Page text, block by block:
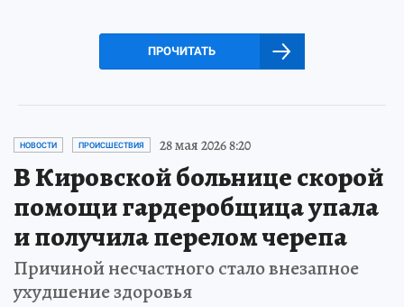
ПРОЧИТАТЬ
НОВОСТИ ПРОИСШЕСТВИЯ 28 мая 2026 8:20
В Кировской больнице скорой
помощи гардеробщица упала
и получила перелом черепа
Причиной несчастного стало внезапное
ухудшение здоровья